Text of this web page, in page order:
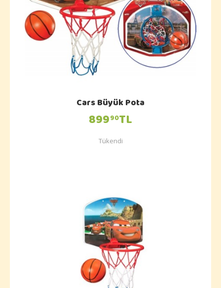
Cars Büyük Pota
89990TL
Tükendi